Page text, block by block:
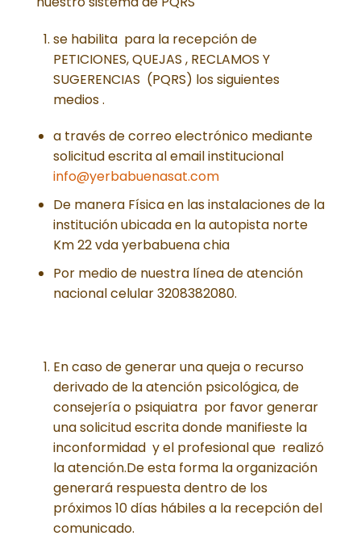
se habilita para la recepción de
PETICIONES, QUEJAS , RECLAMOS Y
SUGERENCIAS (PQRS) los siguientes
medios .
a través de correo electrónico mediante
solicitud escrita al email institucional
info@yerbabuenasat.com
De manera Física en las instalaciones de la
institución ubicada en la autopista norte
Km 22 vda yerbabuena chia
Por medio de nuestra línea de atención
nacional celular 3208382080.
En caso de generar una queja o recurso
derivado de la atención psicológica, de
consejería o psiquiatra por favor generar
una solicitud escrita donde manifieste la
inconformidad y el profesional que realizó
la atención.De esta forma la organización
generará respuesta dentro de los
próximos 10 días hábiles a la recepción del
comunicado.